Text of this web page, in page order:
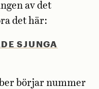
av det
det här:
SJUNGA
börjar nummer